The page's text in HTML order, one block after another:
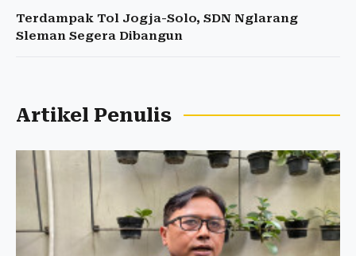
Terdampak Tol Jogja-Solo, SDN Nglarang
Sleman Segera Dibangun
Artikel Penulis